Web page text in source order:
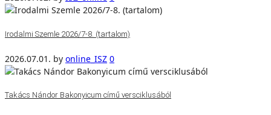
Irodalmi Szemle 2026/7-8. (tartalom)
2026.07.01. by online_ISZ 0
Takács Nándor Bakonyicum című versciklusából